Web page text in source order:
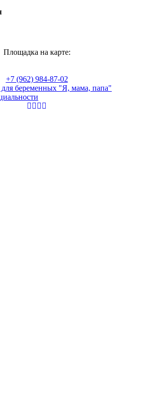
Площадка на карте:
+7 (962) 984-87-02
беременных "Я, мама, папа"